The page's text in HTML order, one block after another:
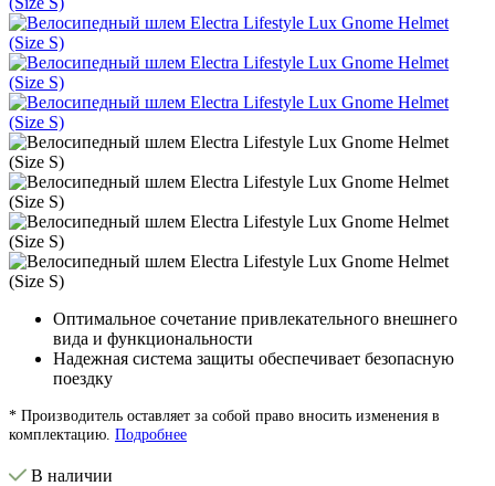
Оптимальное сочетание привлекательного внешнего
вида и функциональности
Надежная система защиты обеспечивает безопасную
поездку
* Производитель оставляет за собой право вносить изменения в
комплектацию. Подробнее
В наличии